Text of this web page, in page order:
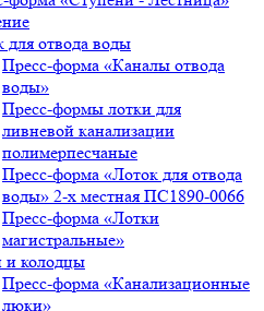
для отвода воды
Пресс-форма «Каналы отвода
воды»
Пресс-формы лотки для
ливневой канализации
полимерпесчаные
Пресс-форма «Лоток для отвода
воды» 2-х местная ПС1890-0066
Пресс-форма «Лотки
магистральные»
колодцы
Пресс-форма «Канализационные
люки»